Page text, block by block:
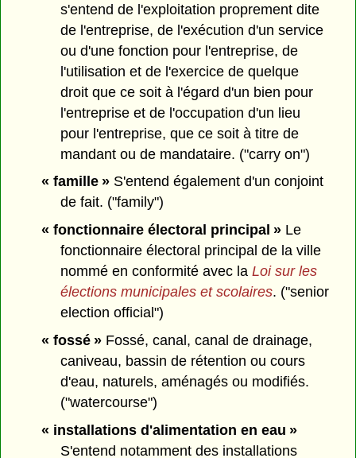
s'entend de l'exploitation proprement dite
de l'entreprise, de l'exécution d'un service
ou d'une fonction pour l'entreprise, de
l'utilisation et de l'exercice de quelque
droit que ce soit à l'égard d'un bien pour
l'entreprise et de l'occupation d'un lieu
pour l'entreprise, que ce soit à titre de
mandant ou de mandataire. ("carry on")
« famille »S'entend également d'un conjoint
de fait. ("family")
« fonctionnaire électoral principal »Le
fonctionnaire électoral principal de la ville
nommé en conformité avec laLoi sur les
élections municipales et scolaires. ("senior
election official")
« fossé »Fossé, canal, canal de drainage,
caniveau, bassin de rétention ou cours
d'eau, naturels, aménagés ou modifiés.
("watercourse")
« installations d'alimentation en eau »
S'entend notamment des installations